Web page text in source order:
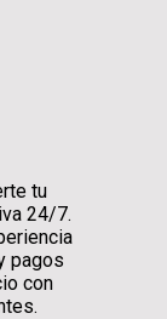
tu
24/7.
pagos
con